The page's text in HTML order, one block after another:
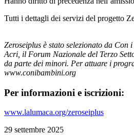
Tutti i dettagli dei servizi del progetto
Zeroseiplus è stato selezionato da
Acri, il Forum Nazionale del Terzo
da parte dei minori. Per attuare i
www.conibambini.org
Per informazioni e iscrizioni:
www.lalumaca.org/zeroseiplus
29 settembre 2025